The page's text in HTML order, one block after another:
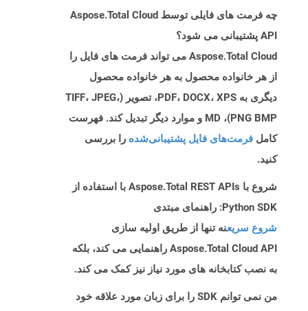
چه فرمت های فایلی توسط Aspose.Total Cloud
API پشتیبانی می شود؟
Aspose.Total Cloud می تواند فرمت های فایل را
از هر خانواده محصول به هر خانواده محصول
دیگری به PDF، DOCX، XPS، تصویر (TIFF، JPEG،
PNG BMP)، MD و موارد دیگر تبدیل کند. فهرست
کامل فرمت‌های فایل پشتیبانی‌شده را بررسی
کنید.
شروع با Aspose.Total REST APIs با استفاده از
Python SDK: راهنمای مبتدی
شروع سریعنه تنها از طریق اولیه سازی
Aspose.Total Cloud API راهنمایی می کند، بلکه
به نصب کتابخانه های مورد نیاز نیز کمک می کند.
من نمی توانم SDK را برای زبان مورد علاقه خود